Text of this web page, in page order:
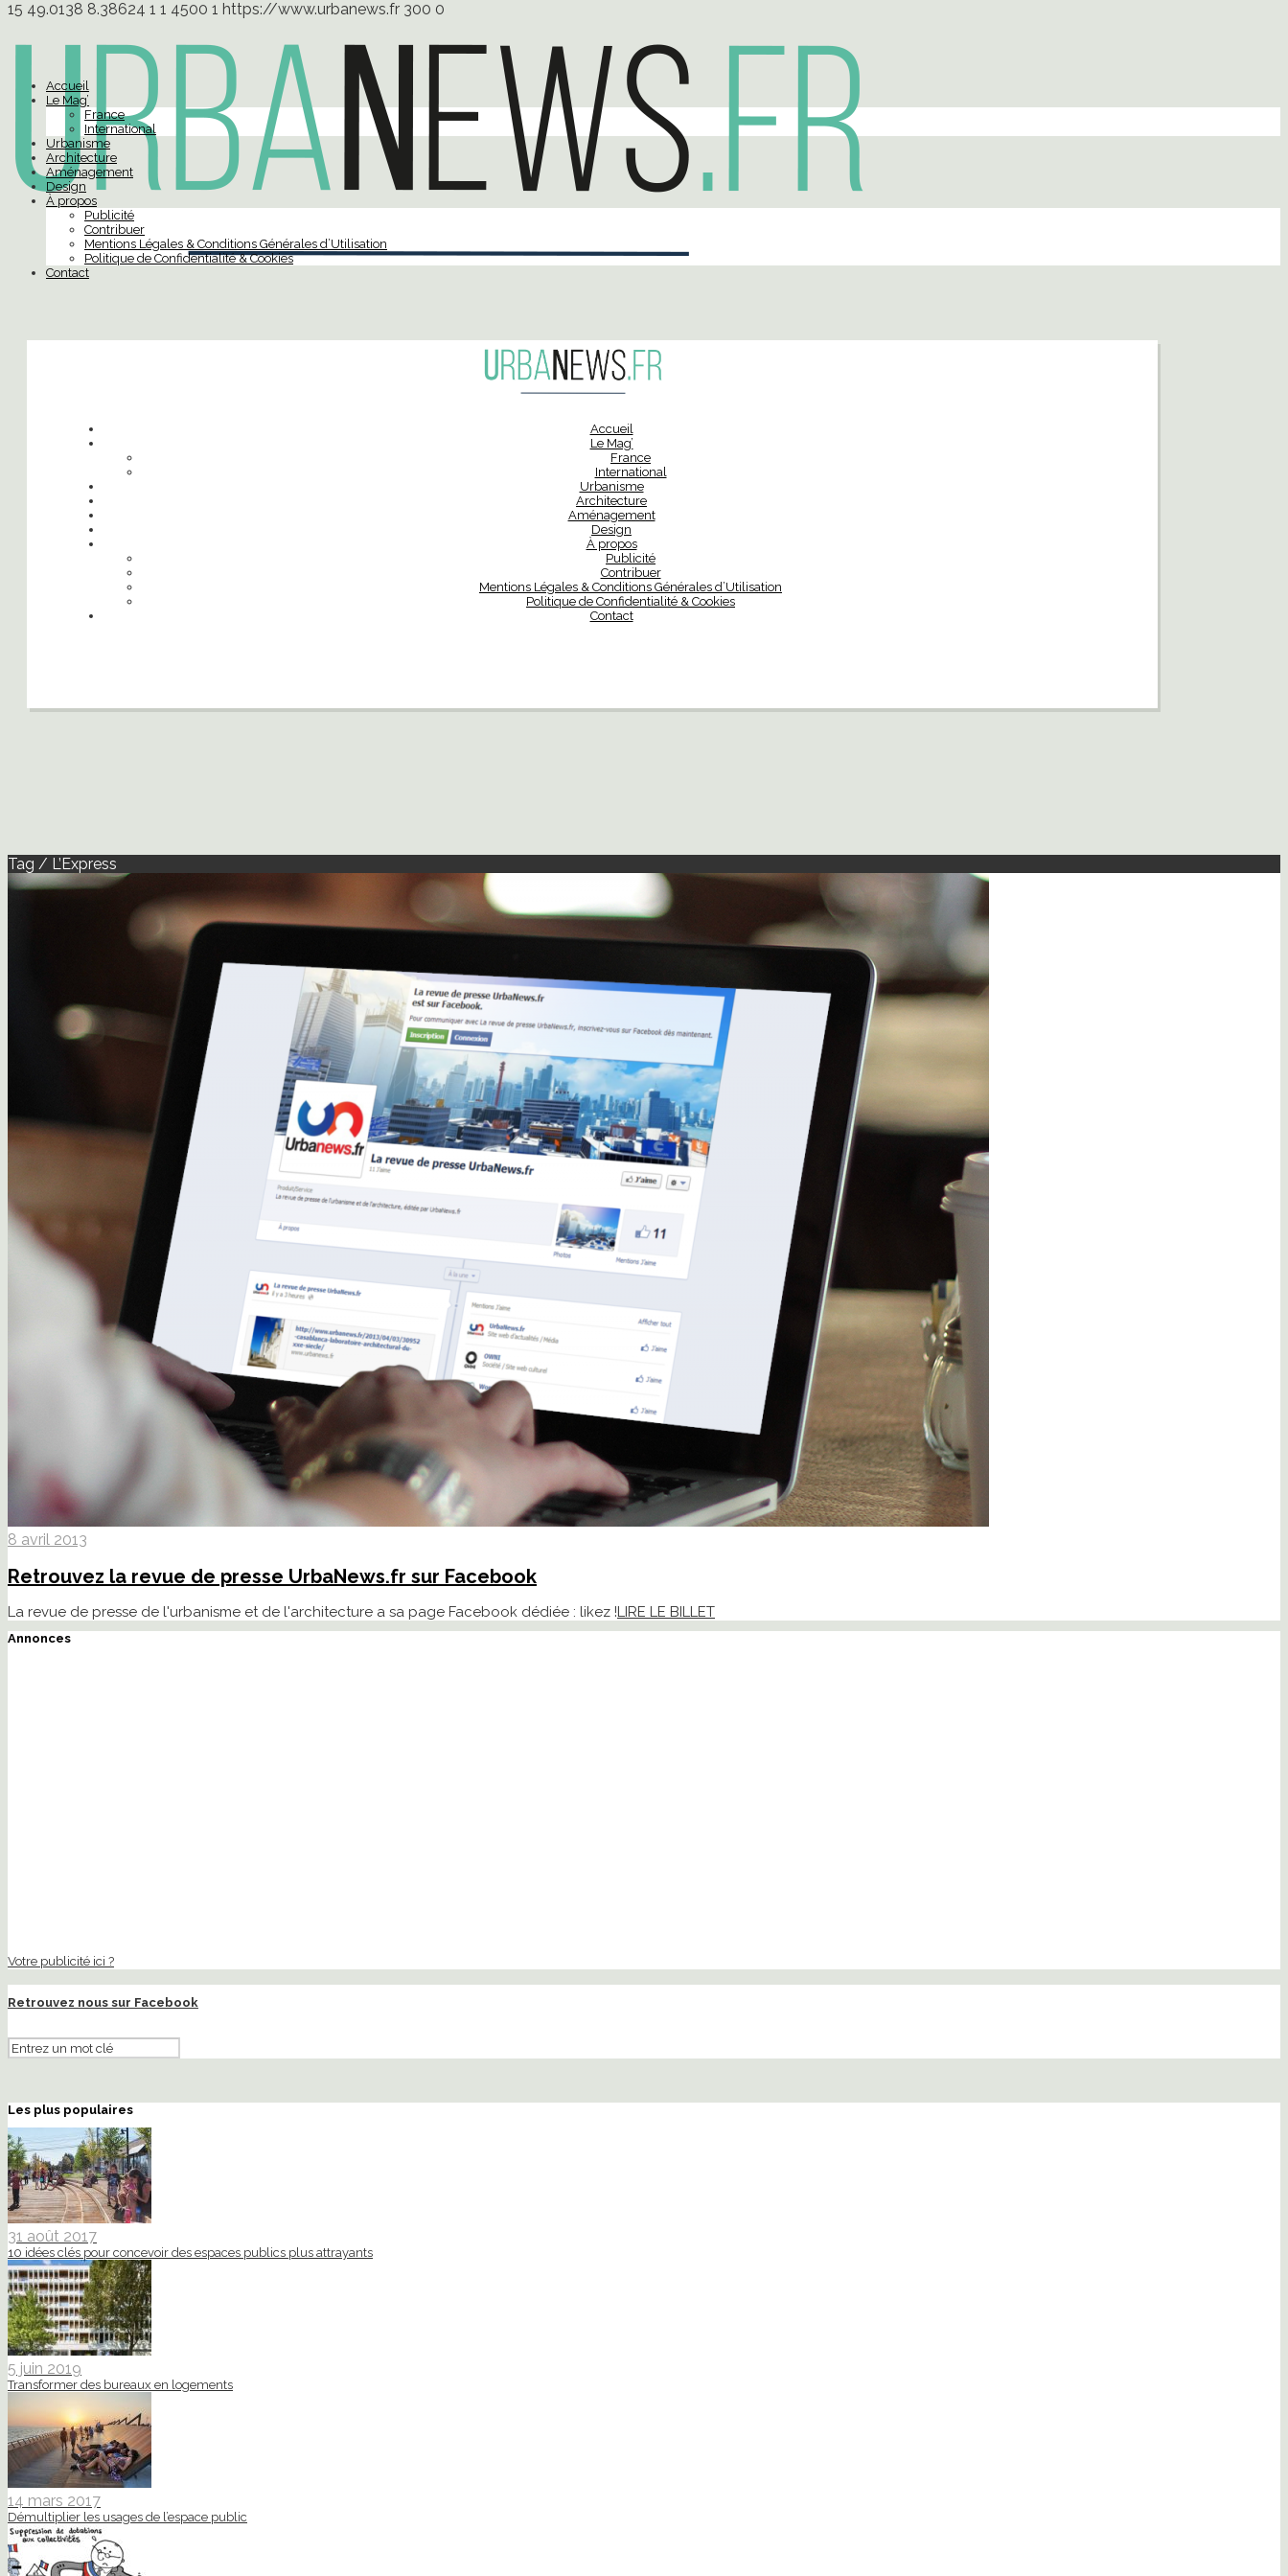
15 49.0138 8.38624 1 1 4500 1 https://www.urbanews.fr 300 0
Accueil
Le Mag’
France
International
Urbanisme
Architecture
Aménagement
Design
À propos
Publicité
Contribuer
Mentions Légales & Conditions Générales d’Utilisation
Politique de Confidentialité & Cookies
Contact
Accueil
Le Mag’
France
International
Urbanisme
Architecture
Aménagement
Design
À propos
Publicité
Contribuer
Mentions Légales & Conditions Générales d’Utilisation
Politique de Confidentialité & Cookies
Contact
Tag / L’Express
8 avril 2013
Retrouvez la revue de presse UrbaNews.fr sur Facebook
La revue de presse de l'urbanisme et de l'architecture a sa page Facebook dédiée : likez !LIRE LE BILLET
Annonces
Votre publicité ici ?
Retrouvez nous sur Facebook
Les plus populaires
31 août 2017
10 idées clés pour concevoir des espaces publics plus attrayants
5 juin 2019
Transformer des bureaux en logements
14 mars 2017
Démultiplier les usages de l’espace public